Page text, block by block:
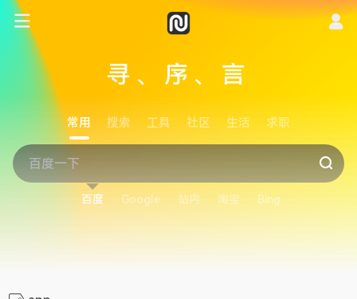
寻、序、言
常用 搜索 工具 社区 生活 求职
百度 Google 站内 淘宝 Bing